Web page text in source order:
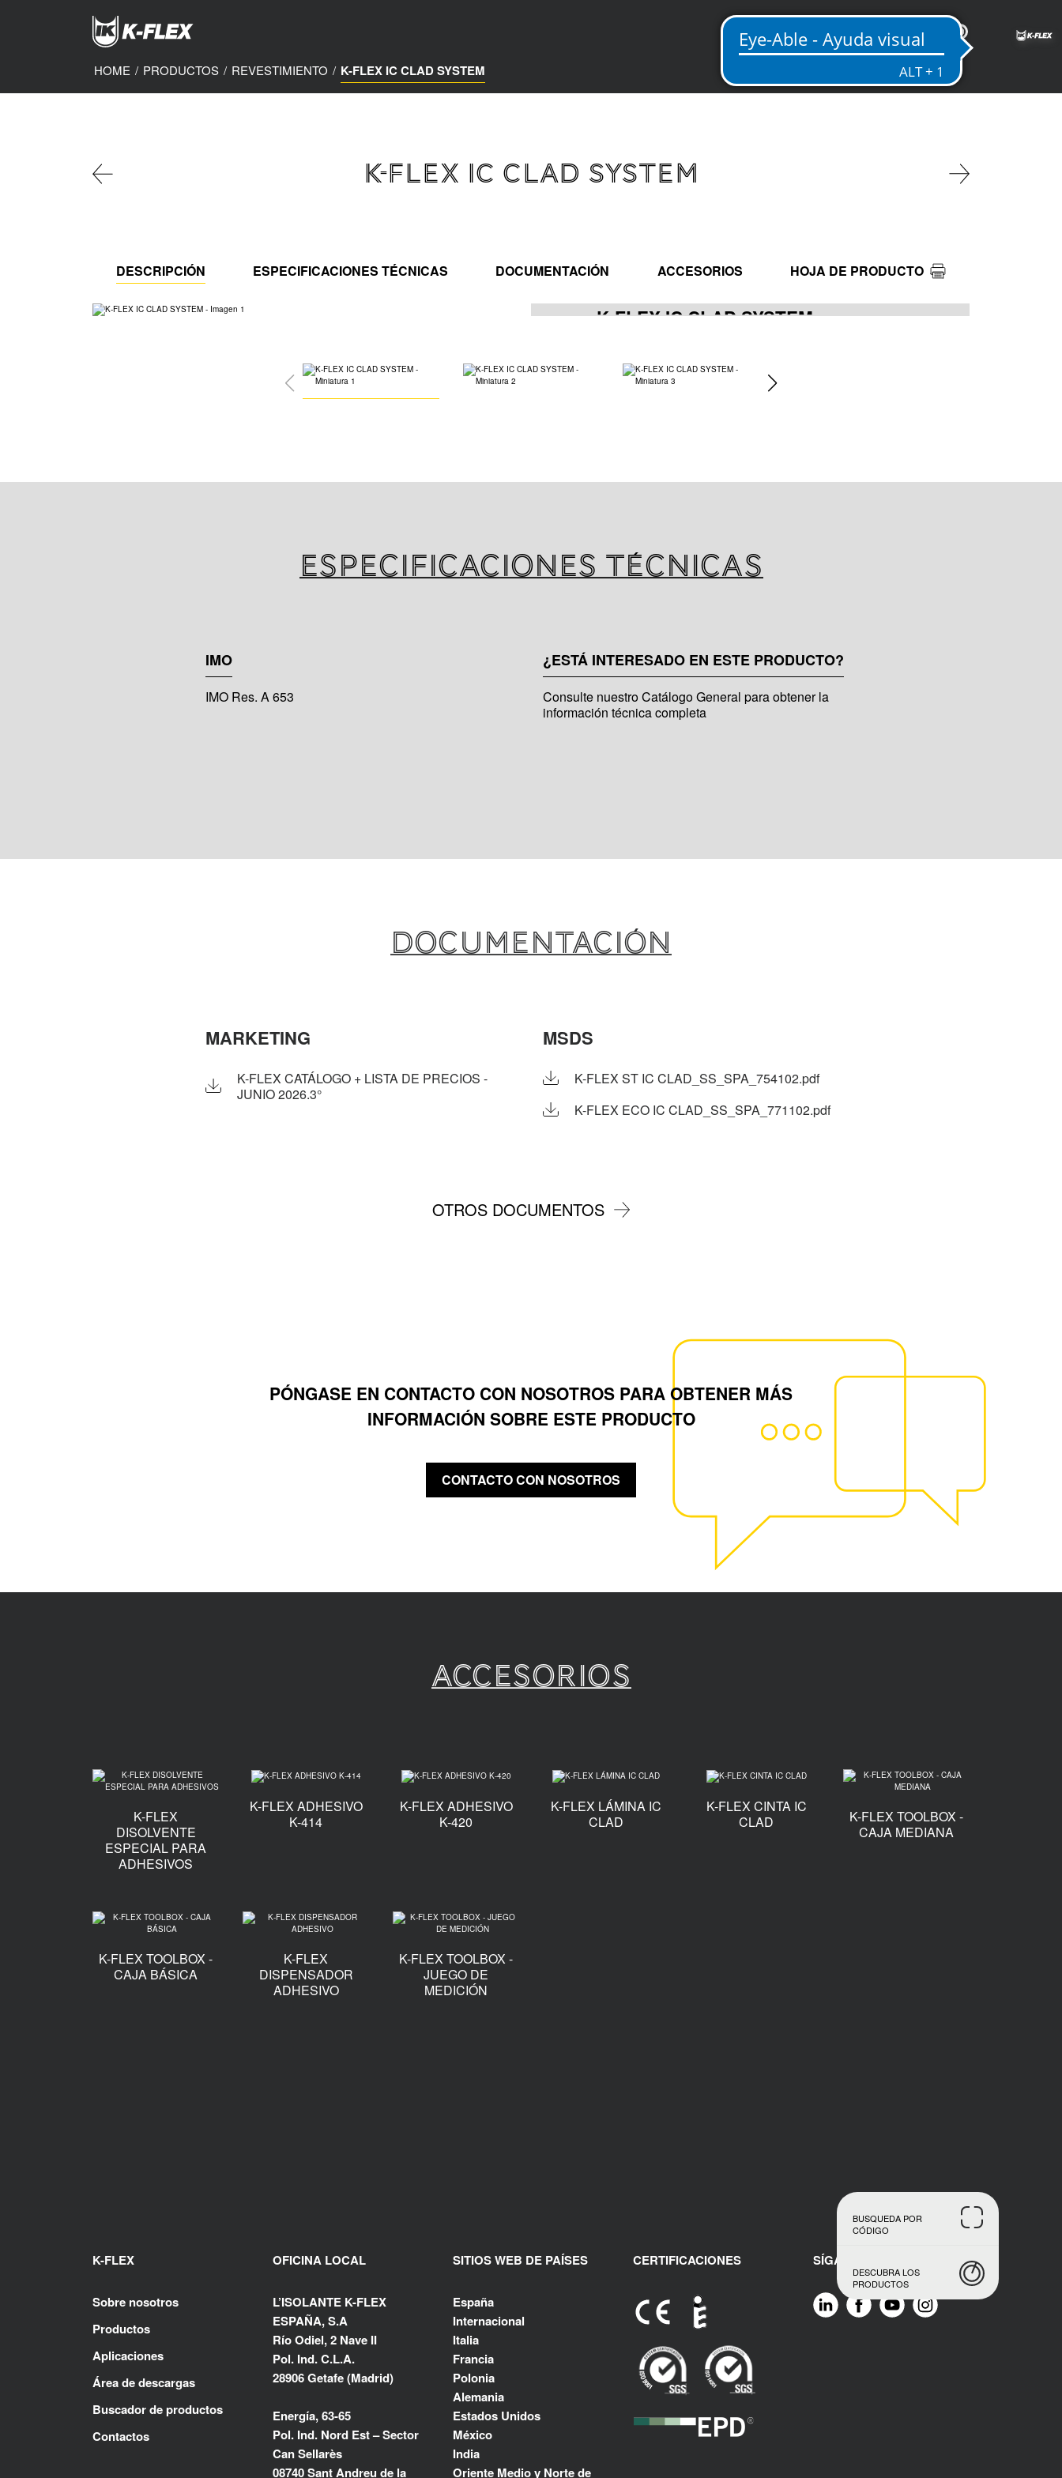
ES
HOME / PRODUCTOS / REVESTIMIENTO / K-FLEX IC CLAD SYSTEM
BUSQUEDA POR
CÓDIGO
DESCUBRA LOS
PRODUCTOS
K-FLEX IC CLAD SYSTEM
DESCRIPCIÓN ESPECIFICACIONES TÉCNICAS DOCUMENTACIÓN ACCESORIOS HOJA DE PRODUCTO
K-FLEX IC CLAD SYSTEM
Aislamiento de célula cerrara, con recubrimiento
de fibra de vidrio en colores negro o plateado.
Especificaciones técnicas
IMO
IMO Res. A 653
¿ESTÁ INTERESADO EN ESTE PRODUCTO?
Consulte nuestro Catálogo General para obtener la
información técnica completa
DOCUMENTACIÓN
MARKETING
K-FLEX CATÁLOGO + LISTA DE PRECIOS -
JUNIO 2026.3°
MSDS
K-FLEX ST IC CLAD_SS_SPA_754102.pdf
K-FLEX ECO IC CLAD_SS_SPA_771102.pdf
OTROS DOCUMENTOS
PÓNGASE EN CONTACTO CON NOSOTROS PARA OBTENER MÁS
INFORMACIÓN SOBRE ESTE PRODUCTO
CONTACTO CON NOSOTROS
Accesorios
K-FLEX
DISOLVENTE
ESPECIAL PARA
ADHESIVOS
K-FLEX ADHESIVO
K-414
K-FLEX ADHESIVO
K-420
K-FLEX LÁMINA IC
CLAD
K-FLEX CINTA IC
CLAD
K-FLEX TOOLBOX -
CAJA MEDIANA
K-FLEX TOOLBOX -
CAJA BÁSICA
K-FLEX
DISPENSADOR
ADHESIVO
K-FLEX TOOLBOX -
JUEGO DE
MEDICIÓN
K-FLEX
Sobre nosotros
Productos
Aplicaciones
Área de descargas
Buscador de productos
Contactos
OFICINA LOCAL
L’ISOLANTE K-FLEX
ESPAÑA, S.A
Río Odiel, 2 Nave II
Pol. Ind. C.L.A.
28906 Getafe (Madrid)
Energía, 63-65
Pol. Ind. Nord Est – Sector
Can Sellarès
08740 Sant Andreu de la
SITIOS WEB DE PAÍSES
España
Internacional
Italia
Francia
Polonia
Alemania
Estados Unidos
México
India
Oriente Medio y Norte de
CERTIFICACIONES SÍGANOS